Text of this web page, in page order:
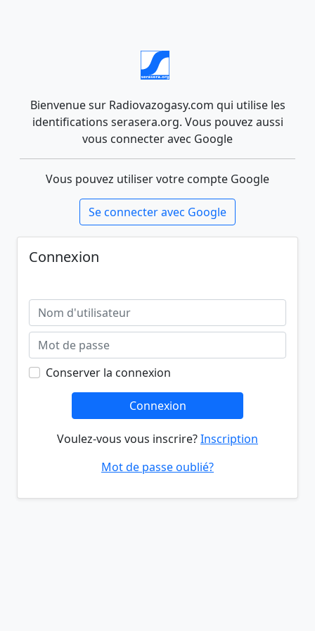
Bienvenue sur Radiovazogasy.com qui utilise les
identifications serasera.org. Vous pouvez aussi
vous connecter avec Google
Vous pouvez utiliser votre compte Google
Se connecter avec Google
Connexion
Conserver la connexion
Connexion
Voulez-vous vous inscrire?Inscription
Mot de passe oublié?